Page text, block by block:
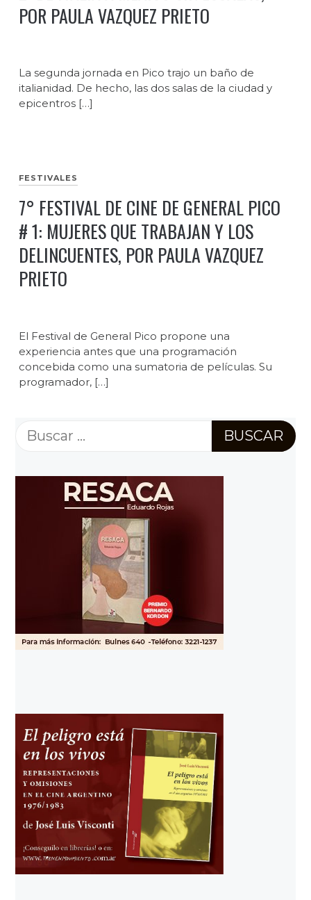
POR PAULA VAZQUEZ PRIETO
La segunda jornada en Pico trajo un baño de
italianidad. De hecho, las dos salas de la ciudad y
epicentros […]
FESTIVALES
7° FESTIVAL DE CINE DE GENERAL PICO
# 1: MUJERES QUE TRABAJAN Y LOS
DELINCUENTES, POR PAULA VAZQUEZ
PRIETO
El Festival de General Pico propone una
experiencia antes que una programación
concebida como una sumatoria de películas. Su
programador, […]
Buscar: